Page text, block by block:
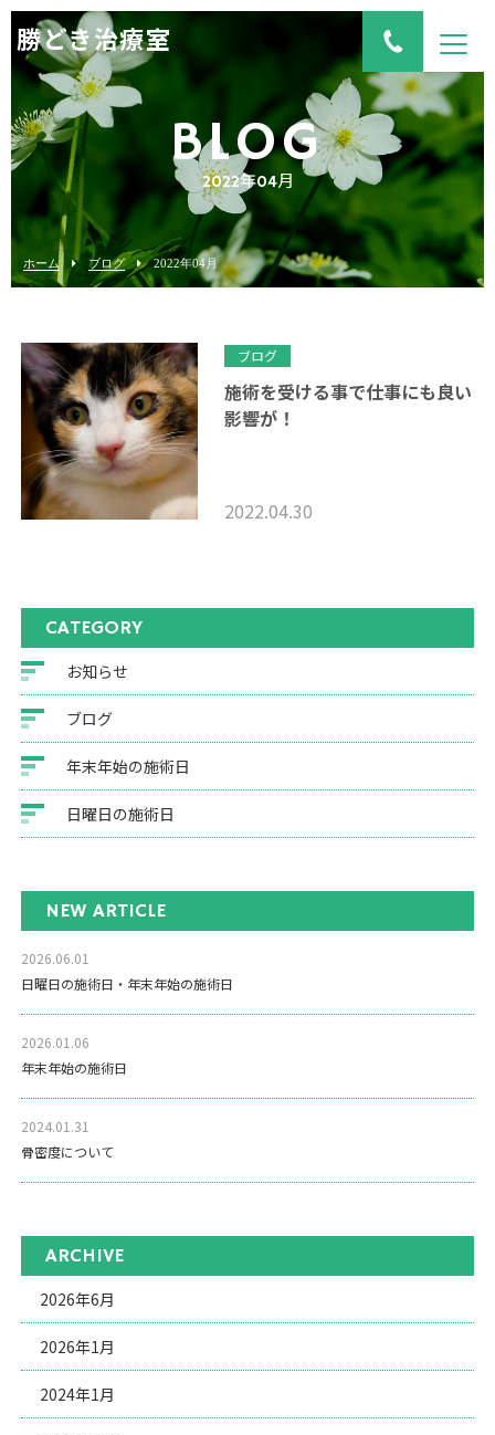
勝どき治療室
BLOG
2022年04月
ホーム ブログ 2022年04月
ブログ
施術を受ける事で仕事にも良い
影響が！
2022.04.30
CATEGORY
お知らせ
ブログ
年末年始の施術日
日曜日の施術日
NEW ARTICLE
2026.06.01
日曜日の施術日・年末年始の施術日
2026.01.06
年末年始の施術日
2024.01.31
骨密度について
ARCHIVE
2026年6月
2026年1月
2024年1月